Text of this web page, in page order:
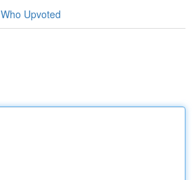
Who Upvoted